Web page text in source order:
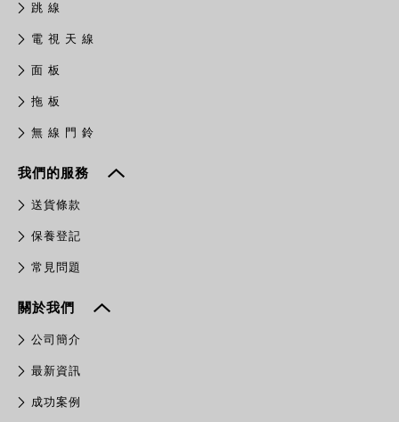
跳 線
電 視 天 線
面 板
拖 板
無 線 門 鈴
我們的服務
送貨條款
保養登記
常見問題
關於我們
公司簡介
最新資訊
成功案例